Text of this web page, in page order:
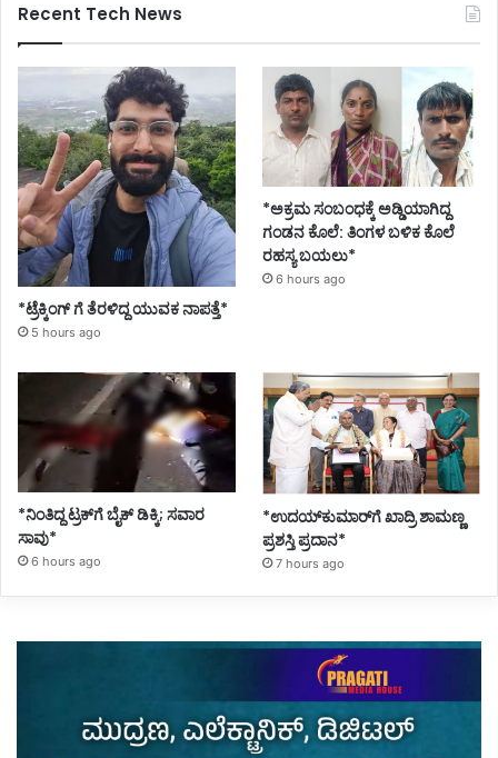
Recent Tech News
*ಟ್ರೆಕ್ಕಿಂಗ್ ಗೆ ತೆರಳಿದ್ದ ಯುವಕ ನಾಪತ್ತೆ*
5 hours ago
*ಅಕ್ರಮ ಸಂಬಂಧಕ್ಕೆ ಅಡ್ಡಿಯಾಗಿದ್ದ
ಗಂಡನ ಕೊಲೆ: ತಿಂಗಳ ಬಳಿಕ ಕೊಲೆ
ರಹಸ್ಯ ಬಯಲು*
6 hours ago
*ನಿಂತಿದ್ದ ಟ್ರಕ್‌ಗೆ ಬೈಕ್ ಡಿಕ್ಕಿ; ಸವಾರ
ಸಾವು*
6 hours ago
*ಉದಯ್‌ಕುಮಾರ್‌ಗೆ ಖಾದ್ರಿ ಶಾಮಣ್ಣ
ಪ್ರಶಸ್ತಿ ಪ್ರದಾನ*
7 hours ago